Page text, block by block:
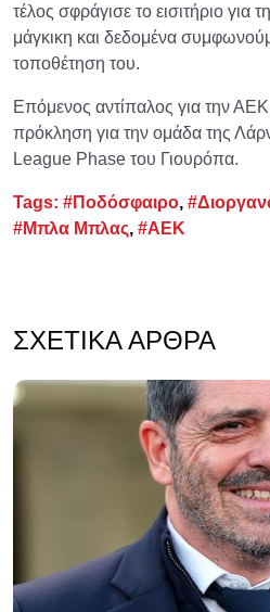
τέλος σφράγισε το εισιτήριο για
μάγκικη και δεδομένα
τοποθέτηση του.
Επόμενος αντίπαλος για την
πρόκληση για την ομάδα της
League Phase του Γιουρόπα.
Tags: #Ποδόσφαιρο,
#Μπλα Μπλας, #ΑΕΚ
ΣΧΕΤΙΚΆ ΆΡΘΡΑ